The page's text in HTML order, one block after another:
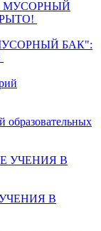
БАК":
образовательных
В